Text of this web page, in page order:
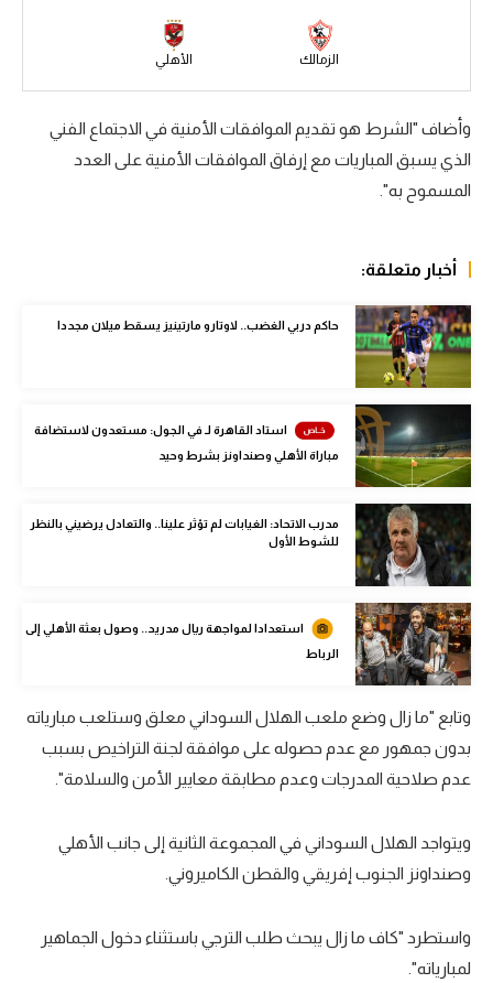
كرة يد
كرة طائرة
الوطن العربي
آسيا
أمريكا
ركن الألعاب
أقسام خاصة
Gamers
ميركاتو
تحقيق في الجول
تقرير في الجول
تحليل في الجول
حكايات في الجول
فيديو في الجول
الزمالك الأهلي
وأضاف "الشرط هو تقديم الموافقات الأمنية في الاجتماع الفني
الذي يسبق المباريات مع إرفاق الموافقات الأمنية على العدد
المسموح به".
أخبار متعلقة:
حاكم دربي الغضب.. لاوتارو مارتينيز يسقط ميلان مجددا
استاد القاهرة لـ في الجول: مستعدون لاستضافة
مباراة الأهلي وصنداونز بشرط وحيد
مدرب الاتحاد: الغيابات لم تؤثر علينا.. والتعادل يرضيني بالنظر
للشوط الأول
استعدادا لمواجهة ريال مدريد.. وصول بعثة الأهلي إلى
الرباط
وتابع "ما زال وضع ملعب الهلال السوداني معلق وستلعب مبارياته
بدون جمهور مع عدم حصوله على موافقة لجنة التراخيص بسبب
عدم صلاحية المدرجات وعدم مطابقة معايير الأمن والسلامة".
ويتواجد الهلال السوداني في المجموعة الثانية إلى جانب الأهلي
وصنداونز الجنوب إفريقي والقطن الكاميروني.
واستطرد "كاف ما زال يبحث طلب الترجي باستثناء دخول الجماهير
لمبارياته".